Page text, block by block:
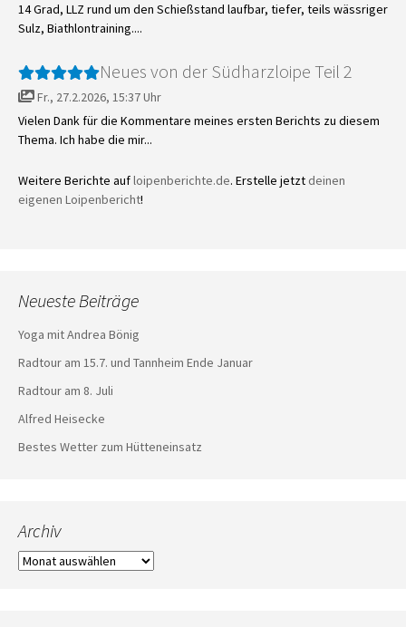
14 Grad, LLZ rund um den Schießstand laufbar, tiefer, teils wässriger
Sulz, Biathlontraining....
Neues von der Südharzloipe Teil 2
Fr., 27.2.2026, 15:37 Uhr
Vielen Dank für die Kommentare meines ersten Berichts zu diesem
Thema. Ich habe die mir...
Weitere Berichte aufloipenberichte.de. Erstelle jetzt deinen
eigenen Loipenbericht!
Neueste Beiträge
Yoga mit Andrea Bönig
Radtour am 15.7. und Tannheim Ende Januar
Radtour am 8. Juli
Alfred Heisecke
Bestes Wetter zum Hütteneinsatz
Archiv
Archiv